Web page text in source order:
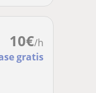
10€/h
gratis